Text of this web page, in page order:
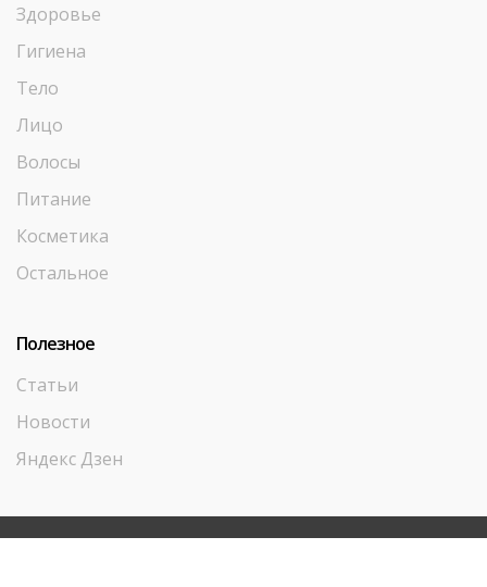
Здоровье
Гигиена
Тело
Лицо
Волосы
Питание
Косметика
Остальное
Полезное
Статьи
Новости
Яндекс Дзен